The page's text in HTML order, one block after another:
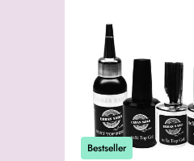
Bestseller